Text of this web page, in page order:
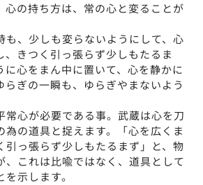
心の持ち方は、常の心と変ることが
も、少しも変らないようにして、心
、きつく引っ張らず少しもたるま
に心をまん中に置いて、心を静かに
らぎの一瞬も、ゆらぎやまないよう
常心が必要である事。武蔵は心を刀
為の道具と捉えます。「心を広くま
引っ張らず少しもたるまず」と、物
、これは比喩ではなく、道具として
示します。